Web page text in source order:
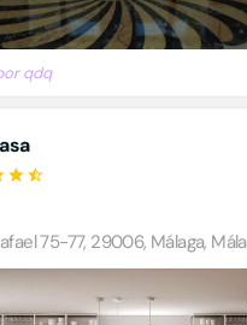
qdq
75-77, 29006, Málaga,